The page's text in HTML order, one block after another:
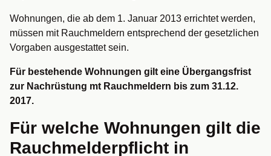
Wohnungen, die ab dem 1. Januar 2013 errichtet werden,
müssen mit Rauchmeldern entsprechend der gesetzlichen
Vorgaben ausgestattet sein.
Für bestehende Wohnungen gilt eine Übergangsfrist
zur Nachrüstung mt Rauchmeldern bis zum 31.12.
2017.
Für welche Wohnungen gilt die
Rauchmelderpflicht in